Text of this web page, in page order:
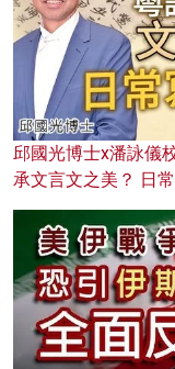
邱國光博士x潘詠儀
承文言文之美？ 日